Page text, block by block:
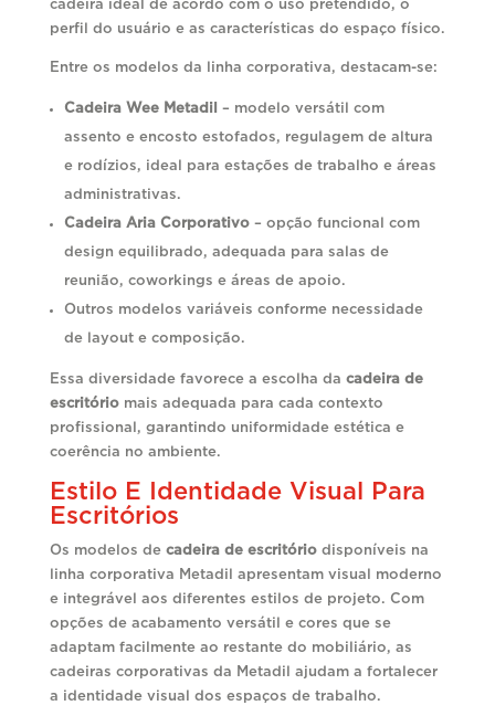
cadeira ideal de acordo com o uso pretendido, o
perfil do usuário e as características do espaço físico.
Entre os modelos da linha corporativa, destacam-se:
Cadeira Wee Metadil
– modelo versátil com
assento e encosto estofados, regulagem de altura
e rodízios, ideal para estações de trabalho e áreas
administrativas.
Cadeira Aria Corporativo– opção funcional com
design equilibrado, adequada para salas de
reunião, coworkings e áreas de apoio.
Outros modelos variáveis conforme necessidade
de layout e composição.
Essa diversidade favorece a escolha da cadeira de
escritóriomais adequada para cada contexto
profissional, garantindo uniformidade estética e
coerência no ambiente.
Estilo E Identidade Visual Para
Escritórios
Os modelos de cadeira de escritóriodisponíveis na
linha corporativa Metadil apresentam visual moderno
e integrável aos diferentes estilos de projeto. Com
opções de acabamento versátil e cores que se
adaptam facilmente ao restante do mobiliário, as
cadeiras corporativas da Metadil ajudam a fortalecer
a identidade visual dos espaços de trabalho.